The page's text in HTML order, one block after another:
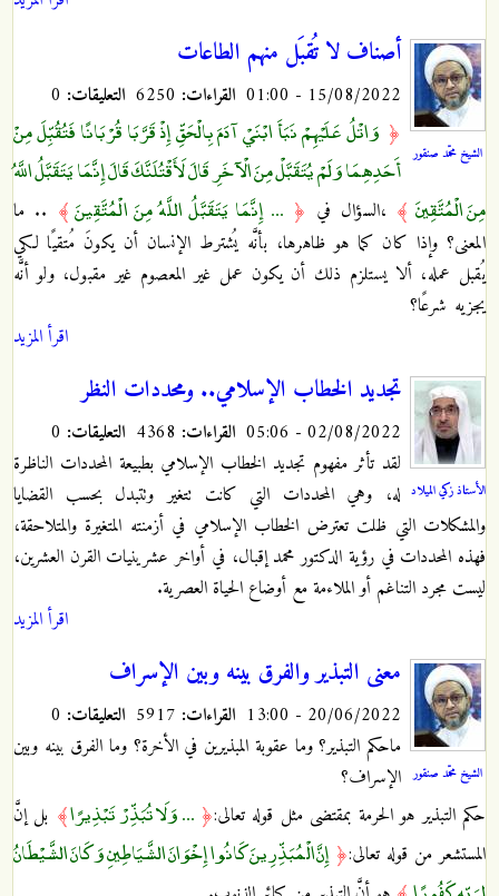
الشيخ محمّد صنقور
أصناف لا تُقبَل منهم الطاعات
15/08/2022 - 01:00 القراءات: التعليقات:
﴿ وَاتْلُ عَلَيْهِمْ نَبَأَ ابْنَيْ آدَمَ بِالْحَقِّ إِذْ قَرَّبَا قُرْبَانًا فَتُقُبِّلَ مِنْ
أَحَدِهِمَا وَلَمْ يُتَقَبَّلْ مِنَ الْآخَرِ قَالَ لَأَقْتُلَنَّكَ قَالَ إِنَّمَا يَتَقَبَّلُ اللَّهُ
مِنَ الْمُتَّقِينَ ﴾ ،السؤال في ﴿ ... إِنَّمَا يَتَقَبَّلُ اللَّهُ مِنَ الْمُتَّقِينَ ﴾ .. ما
المعنى؟ وإذا كان كما هو ظاهرها، بأنَّه يُشترط الإنسان أن يكونَ مُتقيًا لكي
يُقبل عمله، ألا يستلزم ذلك أن يكون عمل غير المعصوم غير مقبول، ولو أنَّه
يجزيه شرعًا؟
اقرأ المزيد
الأستاذ زكي الميلاد
تجديد الخطاب الإسلامي.. ومحددات النظر
02/08/2022 - 05:06 القراءات: التعليقات:
لقد تأثر مفهوم تجديد الخطاب الإسلامي بطبيعة المحددات الناظرة
له، وهي المحددات التي كانت تتغير وتتبدل بحسب القضايا
والمشكلات التي ظلت تعترض الخطاب الإسلامي في أزمنته المتغيرة والمتلاحقة،
فهذه المحددات في رؤية الدكتور محمد إقبال، في أواخر عشرينيات القرن العشرين،
ليست مجرد التناغم أو الملاءمة مع أوضاع الحياة العصرية.
اقرأ المزيد
الشيخ محمّد صنقور
معنى التبذير والفرق بينه وبين الإسراف
20/06/2022 - 13:00 القراءات: التعليقات:
ماحكم التبذير؟ وما عقوبة المبذيرين في الأخرة؟ وما الفرق بينه وبين
الإسراف؟
حكم التبذير هو الحرمة بمقتضى مثل قوله تعالى:﴿ ... وَلَا تُبَذِّرْ تَبْذِيرًا﴾ بل إنَّ
المستشعر من قوله تعالى:﴿ إِنَّ الْمُبَذِّرِينَ كَانُوا إِخْوَانَ الشَّيَاطِينِ وَكَانَ الشَّيْطَانُ